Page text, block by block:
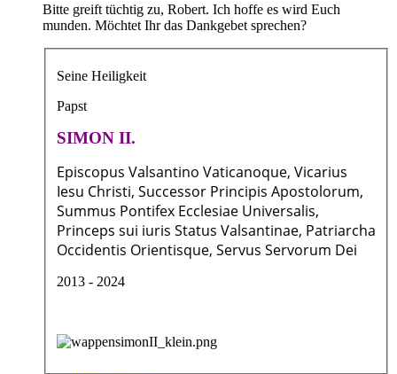
Bitte greift tüchtig zu, Robert. Ich hoffe es wird Euch
munden. Möchtet Ihr das Dankgebet sprechen?
Seine Heiligkeit
Papst
SIMON II.
Episcopus Valsantino Vaticanoque, Vicarius
Iesu Christi, Successor Principis Apostolorum,
Summus Pontifex Ecclesiae Universalis,
Princeps sui iuris Status Valsantinae, Patriarcha
Occidentis Orientisque, Servus Servorum Dei
2013 - 2024